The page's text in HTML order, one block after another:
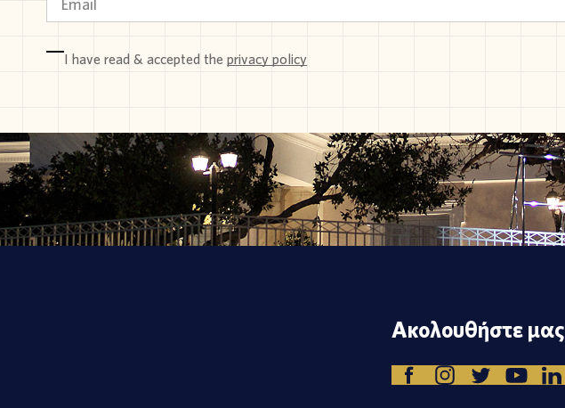
I have read & accepted theprivacy policy
Ακολουθήστε μας